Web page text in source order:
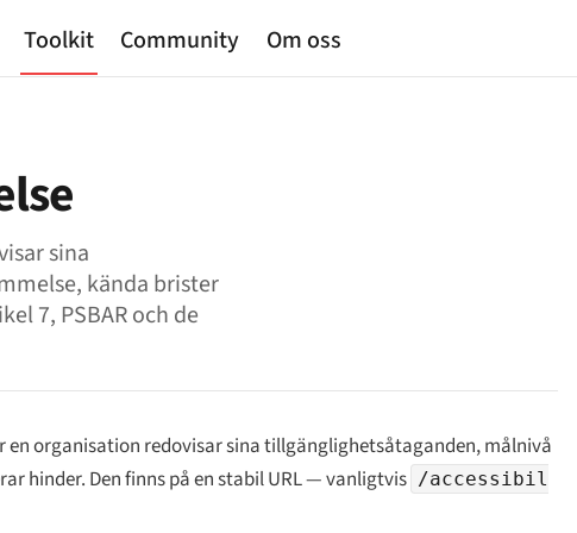
Toolkit Community Om oss
sina
kända brister
7, PSBAR och de
organisation redovisar sina tillgänglighetsåtaganden, målnivå
hinder. Den finns på en stabil URL — vanligtvis /accessibil